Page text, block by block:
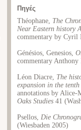
Πηγές
Théophane, The
Near Eastern history
commentary by Cyril
Génésios, Genesios,
commentary
Léon Diacre, The
expansion in the
annotations by
Oaks Studies 41
Psellos, Die
(Wiesbaden 2005)